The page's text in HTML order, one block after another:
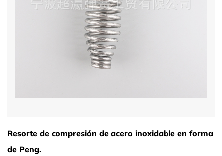
Resorte de compresión de acero inoxidable en forma
de Peng.